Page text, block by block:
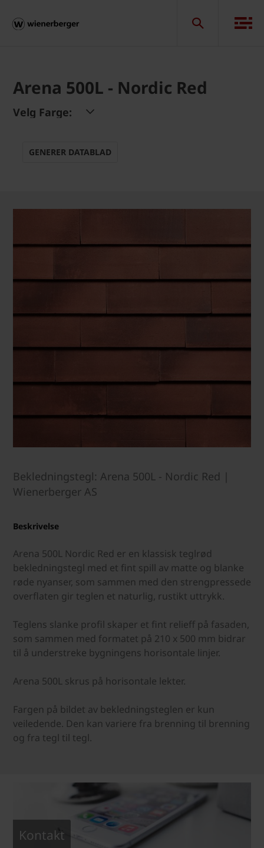
Arena 500L - Nordic Red
Velg Farge:
GENERER DATABLAD
Bekledningstegl: Arena 500L - Nordic Red |
Wienerberger AS
Beskrivelse
Arena 500L Nordic Red er en klassisk teglrød
bekledningstegl med et fint spill av matte og blanke
røde nyanser, som sammen med den strengpressede
overflaten gir teglen et naturlig, rustikt uttrykk.
Teglens slanke profil skaper et fint relieff på fasaden,
som sammen med formatet på 210 x 500 mm bidrar
til å understreke bygningens horisontale linjer.
Arena 500L skrus på horisontale lekter.
Fargen på bildet av bekledningsteglen er kun
veiledende. Den kan variere fra brenning til brenning
og fra tegl til tegl.
Kontakt